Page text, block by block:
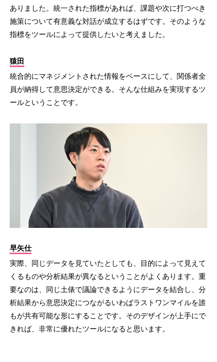
ありました。統一された指標があれば、課題や次に打つべき
施策について有意義な対話が成立するはずです。そのような
指標をツールによって提供したいと考えました。
猿田
統合的にマネジメントされた情報をベースにして、関係者全
員が納得して意思決定ができる。そんな仕組みを実現するツ
ールということです。
早矢仕
実際、同じデータを見ていたとしても、目的によって見えて
くるものや分析結果が異なるということがよくあります。重
要なのは、同じ土俵で議論できるようにデータを結合し、分
析結果から意思決定につながるいわばラストワンマイルを誰
もが共有可能な形にすることです。そのデザインが上手にで
きれば、非常に優れたツールになると思います。